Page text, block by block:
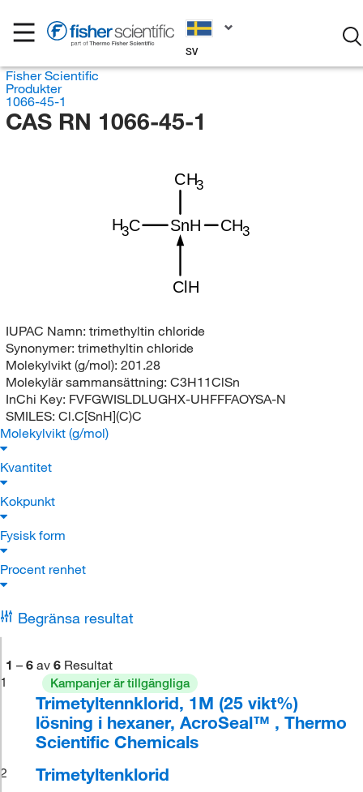
SV
Fisher Scientific
Produkter
1066-45-1
CAS RN 1066-45-1
ClH
SnH
CH3
CH3
H3C
IUPAC Namn: trimethyltin chloride
Synonymer: trimethyltin chloride
Molekylvikt (g/mol): 201.28
Molekylär sammansättning: C3H11ClSn
InChi Key: FVFGWISLDLUGHX-UHFFFAOYSA-N
SMILES: Cl.C[SnH](C)C
Molekylvikt (g/mol)
Kvantitet
Kokpunkt
Fysisk form
Procent renhet
Begränsa resultat
1 – 6 av 6 Resultat
1
Kampanjer är tillgängliga
Trimetyltennklorid, 1M (25 vikt%)
lösning i hexaner, AcroSeal™ , Thermo
Scientific Chemicals
2 Trimetyltenklorid